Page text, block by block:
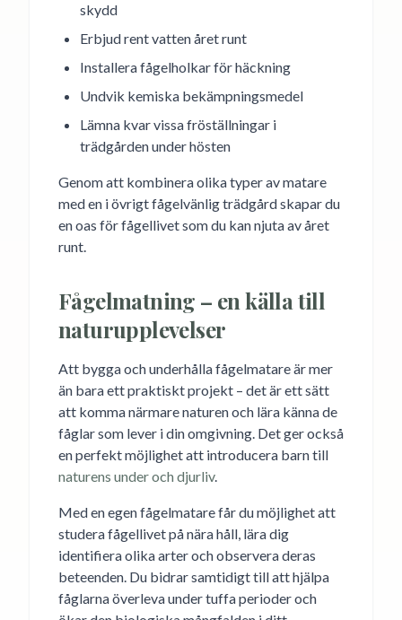
skydd
Erbjud rent vatten året runt
Installera fågelholkar för häckning
Undvik kemiska bekämpningsmedel
Lämna kvar vissa fröställningar i
trädgården under hösten
Genom att kombinera olika typer av matare
med en i övrigt fågelvänlig trädgård skapar du
en oas för fågellivet som du kan njuta av året
runt.
Fågelmatning – en källa till
naturupplevelser
Att bygga och underhålla fågelmatare är mer
än bara ett praktiskt projekt – det är ett sätt
att komma närmare naturen och lära känna de
fåglar som lever i din omgivning. Det ger också
en perfekt möjlighet att introducera barn till
naturens under och djurliv.
Med en egen fågelmatare får du möjlighet att
studera fågellivet på nära håll, lära dig
identifiera olika arter och observera deras
beteenden. Du bidrar samtidigt till att hjälpa
fåglarna överleva under tuffa perioder och